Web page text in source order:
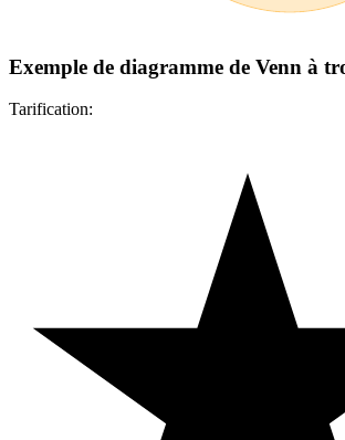
Exemple de diagramme de Venn à
Tarification: